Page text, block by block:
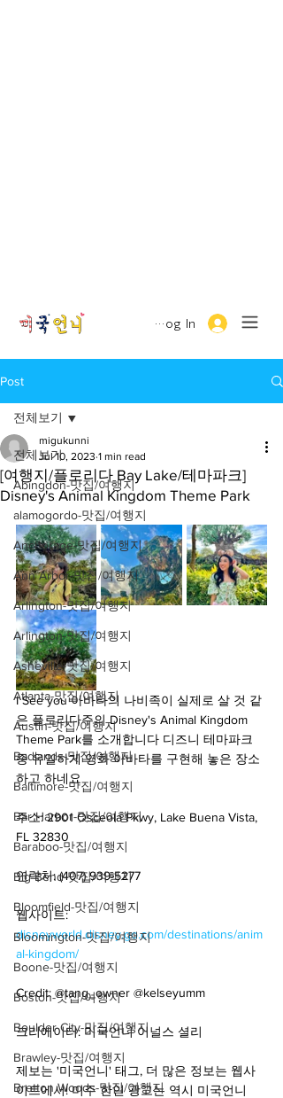
Log In
Post
전체보기
Abingdon-맛집/여행지
alamogordo-맛집/여행지
Anchorage-맛집/여행지
Ann Arbor-맛집/여행지
Arlington-맛집/여행지
Arlington-맛집/여행지
Asheville-맛집/여행지
Atlanta-맛집/여행지
Austin-맛집/여행지
Badlands-맛집/여행지
Baltimore-맛집/여행지
Bar Harbor-맛집/여행지
Baraboo-맛집/여행지
Big Bend-맛집/여행지
Bloomfield-맛집/여행지
Bloomington-맛집/여행지
Boone-맛집/여행지
Boston-맛집/여행지
Boulder City-맛집/여행지
Brawley-맛집/여행지
Bretton Woods-맛집/여행지
전체보기
[여행지/플로리다 Bay Lake/테마파크]
Disney's Animal Kingdom Theme Park
migukunni
Jul 10, 2023 1 min read
I See you 아바타의 나비족이 실제로 살 것 같
은 플로리다주의 Disney's Animal Kingdom
Theme Park를 소개합니다 디즈니 테마파크
중 유일하게 영화 아바타를 구현해 놓은 장소
하고 하네요
주소: 2901 Osceola Pkwy, Lake Buena Vista,
FL 32830
연락처: (407) 939-5277
웹사이트:
disneyworld.disney.go.com/destinations/anim
al-kingdom/
Credit: @tang_owner @kelseyumm
크리에이터: 미국언니 어널스 셜리
제보는 '미국언니' 태그, 더 많은 정보는 웹사
이트에서! 미주 한인 광고는 역시 미국언니